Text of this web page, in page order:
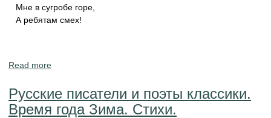
Мне в сугробе горе,
А ребятам смех!
Read more
Русские писатели и поэты классики.
Время года Зима. Стихи.